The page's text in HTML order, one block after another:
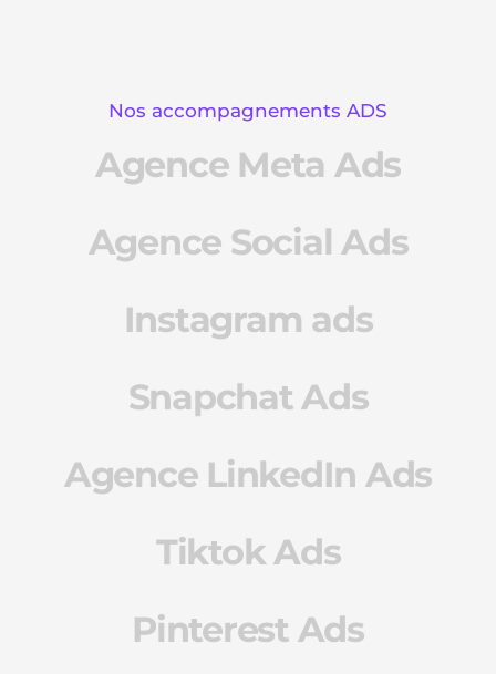
Nos accompagnements ADS
Agence Meta Ads
Agence Social Ads
Instagram ads
Snapchat Ads
Agence LinkedIn Ads
Tiktok Ads
Pinterest Ads